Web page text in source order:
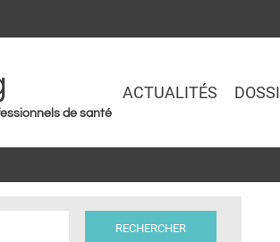
de santé
ACTUALITÉS